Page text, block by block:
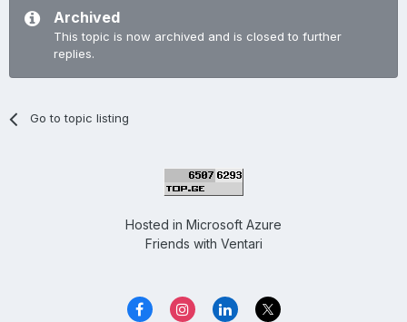
Archived
This topic is now archived and is closed to further
replies.
Go to topic listing
Hosted in Microsoft Azure
Friends with Ventari